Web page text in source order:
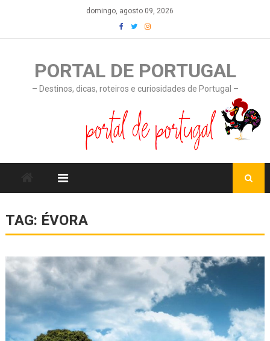
content
domingo, agosto 09, 2026
PORTAL DE PORTUGAL
– Destinos, dicas, roteiros e curiosidades de Portugal –
TAG: ÉVORA